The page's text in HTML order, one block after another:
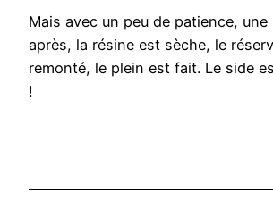
Mais avec un peu de patience, une
après, la résine est sèche, le
remonté, le plein est fait. Le side
!